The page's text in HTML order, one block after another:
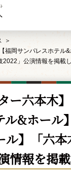
福岡サンパレスホテル
2022」公演情報を掲載
ー六本木
ル&ホール
ル】「六
情報を掲